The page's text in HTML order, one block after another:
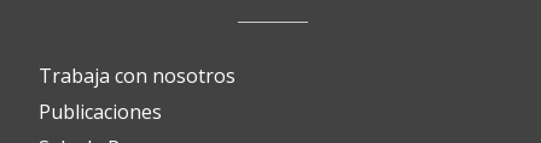
Trabaja con nosotros
Publicaciones